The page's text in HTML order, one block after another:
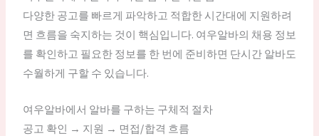
다양한 공고를 빠르게 파악하고 적합한 시간대에 지원하려
면 흐름을 숙지하는 것이 핵심입니다. 여우알바의 채용 정보
를 확인하고 필요한 정보를 한 번에 준비하면 단시간 알바도
수월하게 구할 수 있습니다.
여우알바에서 알바를 구하는 구체적 절차
공고 확인 → 지원 → 면접/합격 흐름